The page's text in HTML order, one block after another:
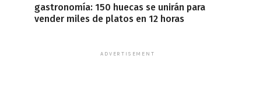
gastronomía: 150 huecas se unirán para
vender miles de platos en 12 horas
ADVERTISEMENT